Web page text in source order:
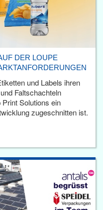
DER LOUPE
und Labels ihren
Faltschachteln
Solutions ein
zugeschnitten ist.